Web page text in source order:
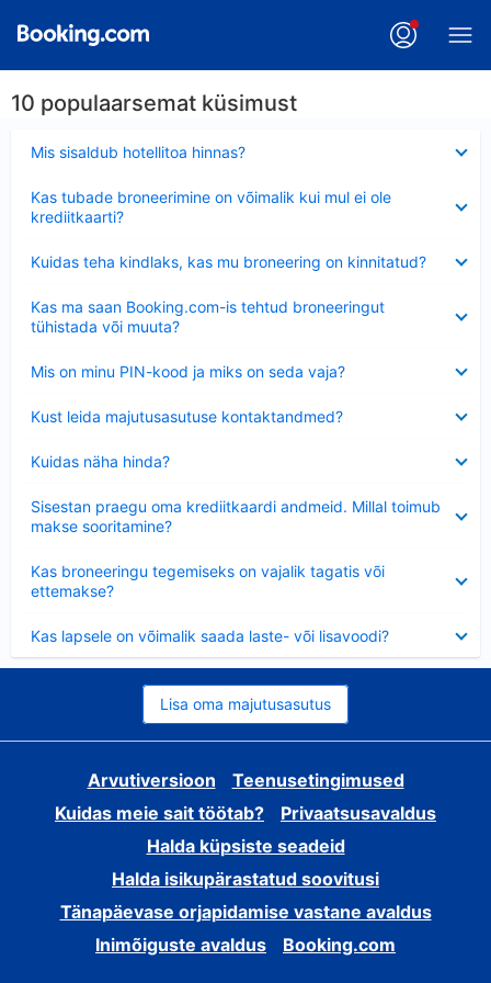
10 populaarsemat küsimust
Mis sisaldub hotellitoa hinnas?
Kas tubade broneerimine on võimalik kui mul ei ole
krediitkaarti?
Kuidas teha kindlaks, kas mu broneering on kinnitatud?
Kas ma saan Booking.com-is tehtud broneeringut
tühistada või muuta?
Mis on minu PIN-kood ja miks on seda vaja?
Kust leida majutusasutuse kontaktandmed?
Kuidas näha hinda?
Sisestan praegu oma krediitkaardi andmeid. Millal toimub
makse sooritamine?
Kas broneeringu tegemiseks on vajalik tagatis või
ettemakse?
Kas lapsele on võimalik saada laste- või lisavoodi?
Lisa oma majutusasutus
Arvutiversioon
Teenusetingimused
Kuidas meie sait töötab?
Privaatsusavaldus
Halda küpsiste seadeid
Halda isikupärastatud soovitusi
Tänapäevase orjapidamise vastane avaldus
Inimõiguste avaldus
Booking.com